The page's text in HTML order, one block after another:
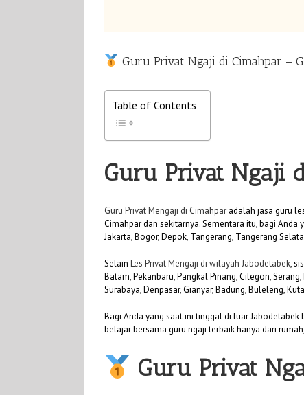
Guru Privat Ngaji di Cimahpar –
Table of Contents
Guru Privat Ngaji
Guru Privat Mengaji di Cimahpar adalah jasa guru
Cimahpar dan sekitarnya. Sementara itu, bagi
Jakarta, Bogor, Depok, Tangerang, Tangerang
Selain Les Privat Mengaji di wilayah Jabodetabek,
Batam, Pekanbaru, Pangkal Pinang, Cilegon,
Surabaya, Denpasar, Gianyar, Badung, Buleleng,
Bagi Anda yang saat ini tinggal di luar Jabodetabek
belajar bersama guru ngaji terbaik hanya dari
Guru Privat